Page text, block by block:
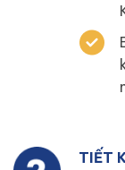
TIẾT